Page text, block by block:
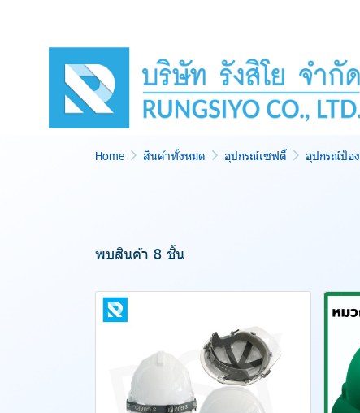
Home สินค้าทั้งหมด อุปกรณ์เซฟตี้ อุปกรณ์ป้อ
พบสินค้า 8 ชิ้น